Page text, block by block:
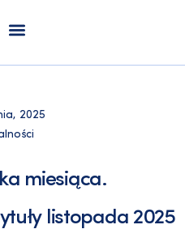
2025
miesiąca.
listopada 2025